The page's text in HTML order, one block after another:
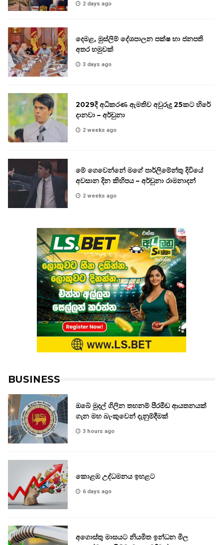
2 days ago
දෙමළ, මුස්ලිම් දේශපාලන පක්ෂ හා ජනපති
අතර හමුවක්
3 days ago
2029දී අධිකරණ ඇමතිව අවුරුදු 25කට හිරේ
දානවා – අර්චුනා
2 weeks ago
මේ ගෙවෙන්නේ මගේ පාර්ලිමේන්තු දිවියේ
අවසාන දින කිහිපය – අර්චුනා රාමනාදන්
2 weeks ago
BUSINESS
ඔබේ මුදල් ගිලින තහනම් පීරමීඩ ආයතනයක්
ගැන මහ බැංකුවෙන් දැනුම්දීමක්
3 hours ago
කොළඹ උද්ධමනය ඉහළට
6 days ago
අගොස්තු මාසයට නියමිත ඉන්ධන මිල